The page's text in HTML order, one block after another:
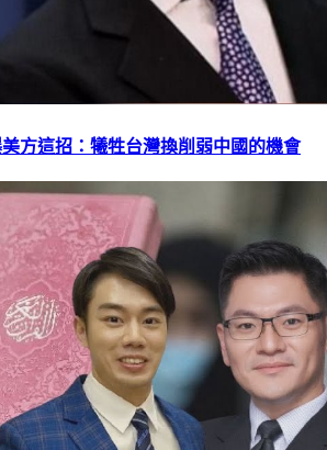
方這招：犧牲台灣換削弱中國的機會